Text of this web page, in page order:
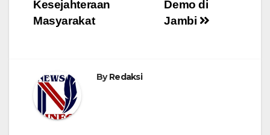
Demo di
Jambi
Kesejahteraan
Masyarakat
ByRedaksi